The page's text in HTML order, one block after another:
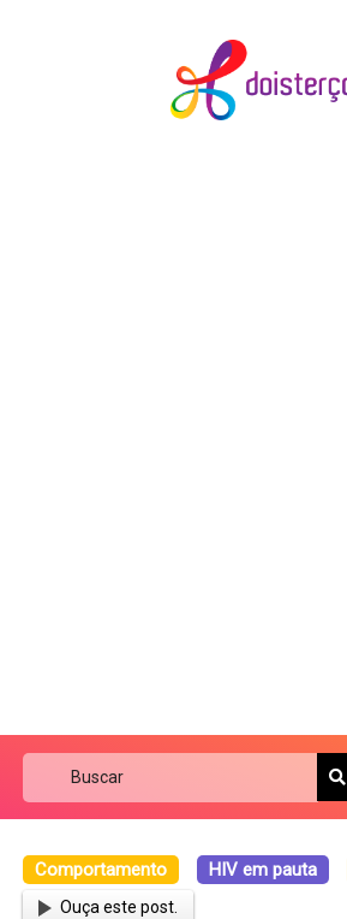
Comportamento HIV em pauta
Ouça este post.